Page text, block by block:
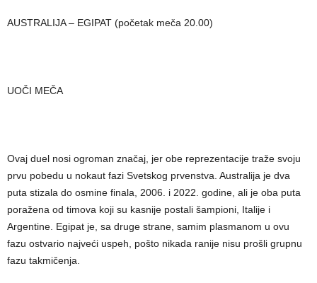
AUSTRALIJA – EGIPAT (početak meča 20.00)
UOČI MEČA
Ovaj duel nosi ogroman značaj, jer obe reprezentacije traže svoju
prvu pobedu u nokaut fazi Svetskog prvenstva. Australija je dva
puta stizala do osmine finala, 2006. i 2022. godine, ali je oba puta
poražena od timova koji su kasnije postali šampioni, Italije i
Argentine. Egipat je, sa druge strane, samim plasmanom u ovu
fazu ostvario najveći uspeh, pošto nikada ranije nisu prošli grupnu
fazu takmičenja.